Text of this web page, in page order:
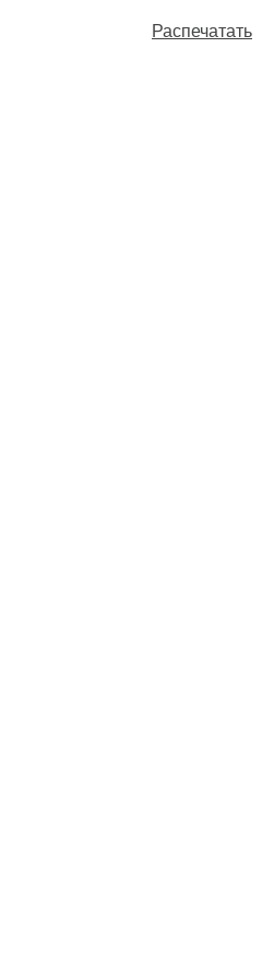
Распечатать